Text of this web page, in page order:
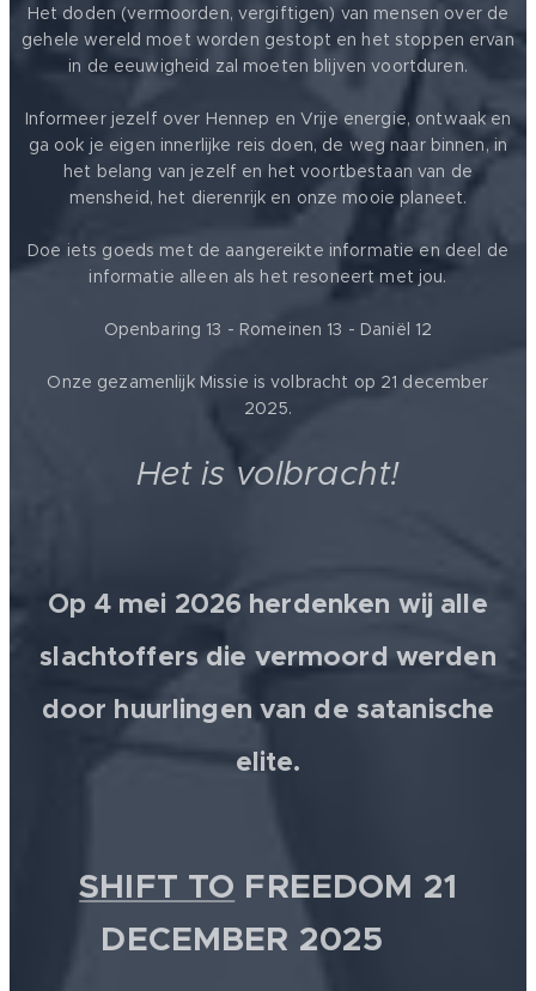
Het doden (vermoorden, vergiftigen) van mensen over de
gehele wereld moet worden gestopt en het stoppen ervan
in de eeuwigheid zal moeten blijven voortduren.
Informeer jezelf over Hennep en Vrije energie, ontwaak en
ga ook je eigen innerlijke reis doen, de weg naar binnen, in
het belang van jezelf en het voortbestaan van de
mensheid, het dierenrijk en onze mooie planeet.
Doe iets goeds met de aangereikte informatie en deel de
informatie alleen als het resoneert met jou.
Openbaring 13 - Romeinen 13 - Daniël 12
Onze gezamenlijk Missie is volbracht op 21 december
2025.
Het is volbracht!
Op 4 mei 2026 herdenken wij alle
slachtoffers die vermoord werden
door huurlingen van de satanische
elite.
SHIFT TO FREEDOM 21
DECEMBER 2025 💫